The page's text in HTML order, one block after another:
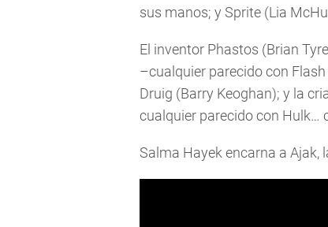
sus manos; y Sprite (Lia
El inventor Phastos (Brian
–cualquier parecido con
Druig (Barry Keoghan); y la
cualquier parecido con Hulk…
Salma Hayek encarna a Ajak,